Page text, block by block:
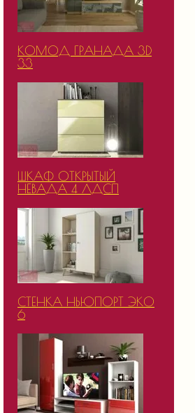
КОМОД ГРАНАДА 3D
33
ШКАФ ОТКРЫТЫЙ
НЕВАДА 4 ЛДСП
СТЕНКА НЬЮПОРТ ЭКО
6